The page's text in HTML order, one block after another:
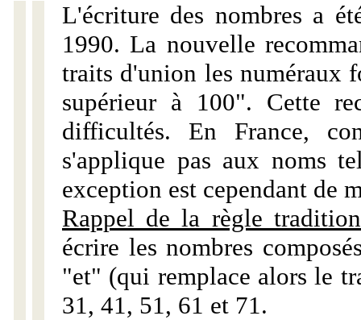
L'écriture des nombres a
1990. La nouvelle
traits d'union les numéraux
supérieur à 100". Cette
difficultés. En France,
s'applique pas aux noms
exception est cependant de
Rappel de la règle
écrire les nombres
"et" (qui remplace alors le
31, 41, 51, 61 et 71.